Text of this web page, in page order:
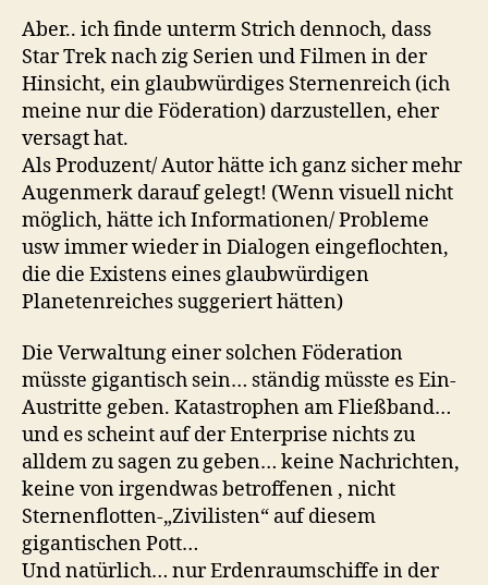
Aber.. ich finde unterm Strich dennoch, dass
Star Trek nach zig Serien und Filmen in der
Hinsicht, ein glaubwürdiges Sternenreich (ich
meine nur die Föderation) darzustellen, eher
versagt hat.
Als Produzent/ Autor hätte ich ganz sicher mehr
Augenmerk darauf gelegt! (Wenn visuell nicht
möglich, hätte ich Informationen/ Probleme
usw immer wieder in Dialogen eingeflochten,
die die Existens eines glaubwürdigen
Planetenreiches suggeriert hätten)
Die Verwaltung einer solchen Föderation
müsste gigantisch sein… ständig müsste es Ein-
Austritte geben. Katastrophen am Fließband…
und es scheint auf der Enterprise nichts zu
alldem zu sagen zu geben… keine Nachrichten,
keine von irgendwas betroffenen , nicht
Sternenflotten-„Zivilisten“ auf diesem
gigantischen Pott…
Und natürlich… nur Erdenraumschiffe in der